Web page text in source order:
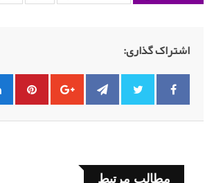
اشتراک گذاری:
مطالب مرتبط